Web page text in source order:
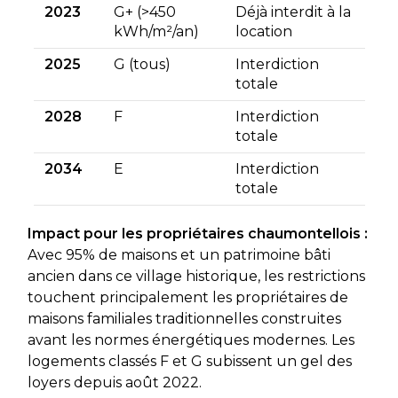
2023
G+ (>450
kWh/m²/an)
Déjà interdit à la
location
2025
G (tous)
Interdiction
totale
2028
F
Interdiction
totale
2034
E
Interdiction
totale
Impact pour les propriétaires chaumontellois :
Avec 95% de maisons et un patrimoine bâti
ancien dans ce village historique, les restrictions
touchent principalement les propriétaires de
maisons familiales traditionnelles construites
avant les normes énergétiques modernes. Les
logements classés F et G subissent un gel des
loyers depuis août 2022.